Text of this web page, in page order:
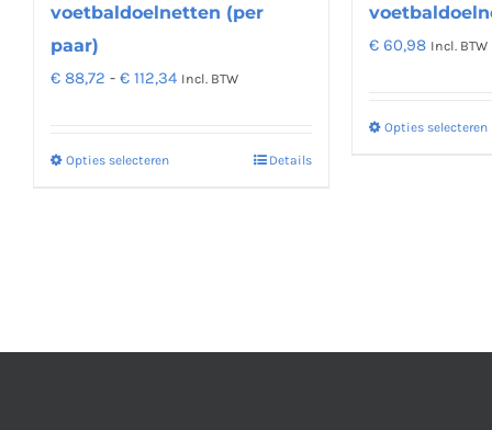
voetbaldoelnetten (per
paar)
€ 88,72 - € 112,34Prijsklasse:
Incl. BTW
Opties selecterenDit
optie
Details
€ 60,98 Incl. BTW
Opties selecteren